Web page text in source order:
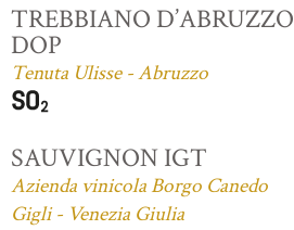
TREBBIANO D’ABRUZZO
DOP
Tenuta Ulisse - Abruzzo
SAUVIGNON IGT
Azienda vinicola Borgo Canedo
Gigli - Venezia Giulia